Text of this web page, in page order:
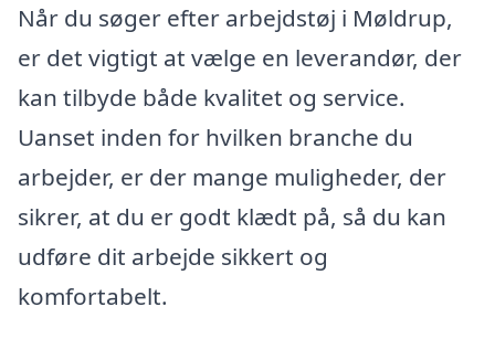
Når du søger efter arbejdstøj i Møldrup,
er det vigtigt at vælge en leverandør, der
kan tilbyde både kvalitet og service.
Uanset inden for hvilken branche du
arbejder, er der mange muligheder, der
sikrer, at du er godt klædt på, så du kan
udføre dit arbejde sikkert og
komfortabelt.